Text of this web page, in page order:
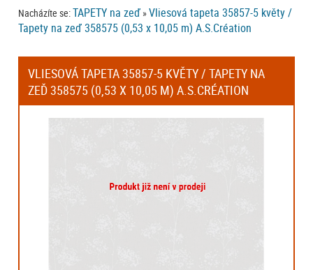
Nacházíte se:TAPETY na zeď »Vliesová tapeta 35857-5 květy /
Tapety na zeď 358575 (0,53 x 10,05 m) A.S.Création
VLIESOVÁ TAPETA 35857-5 KVĚTY / TAPETY NA
ZEĎ 358575 (0,53 X 10,05 M) A.S.CRÉATION